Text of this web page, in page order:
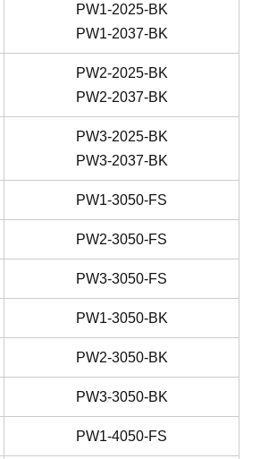
PW1-2025-BK
PW1-2037-BK
PW2-2025-BK
PW2-2037-BK
PW3-2025-BK
PW3-2037-BK
PW1-3050-FS
PW2-3050-FS
PW3-3050-FS
PW1-3050-BK
PW2-3050-BK
PW3-3050-BK
PW1-4050-FS